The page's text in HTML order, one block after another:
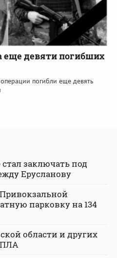
девяти погибших
погибли еще девять
заключать под
Ерусланову
парковку на 134
области и других